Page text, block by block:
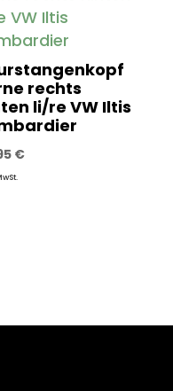
rechts
li/re VW Iltis
€